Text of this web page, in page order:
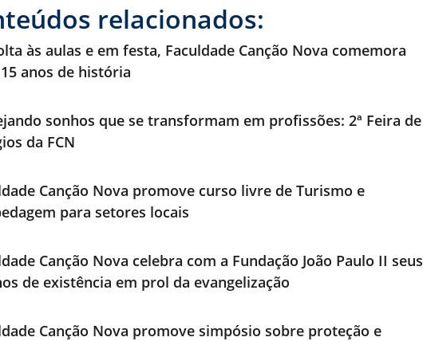
relacionados:
às aulas e em festa, Faculdade Canção Nova comemora
anos de história
sonhos que se transformam em profissões: 2ª Feira de
da FCN
Canção Nova promove curso livre de Turismo e
para setores locais
Canção Nova celebra com a Fundação João Paulo II seus
de existência em prol da evangelização
Canção Nova promove simpósio sobre proteção e